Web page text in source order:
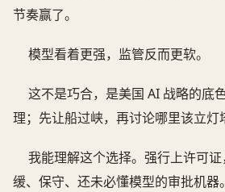
节奏赢了。
模型看着更强，监管反而更软。
这不是巧合，是美国 AI 战略的底
理；先让船过峡，再讨论哪里该立灯
我能理解这个选择。强行上许可
缓、保守、还未必懂模型的审批机